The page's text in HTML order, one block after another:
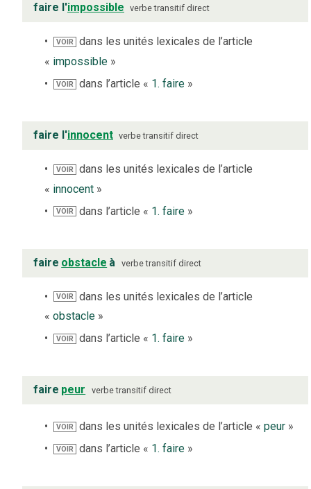
faire l'impossible verbe transitif direct
VOIR
dans les unités lexicales de l’article
« impossible »
VOIR dans l’article « 1. faire »
faire l'innocent verbe transitif direct
VOIR
dans les unités lexicales de l’article
« innocent »
VOIR dans l’article « 1. faire »
faire obstacle à verbe transitif direct
VOIR
dans les unités lexicales de l’article
« obstacle »
VOIR dans l’article « 1. faire »
faire peur verbe transitif direct
VOIR dans les unités lexicales de l’article «peur »
VOIR dans l’article « 1. faire »